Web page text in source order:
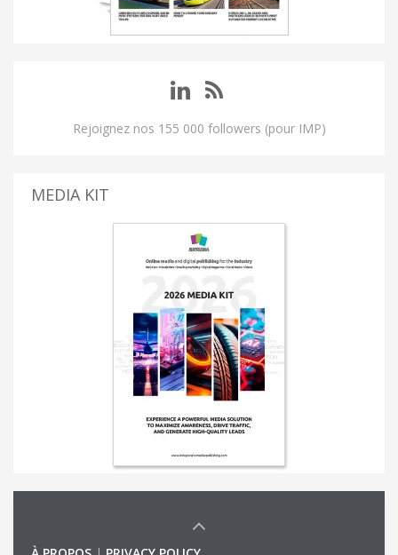
Rejoignez nos 155 000 followers (pour IMP)
MEDIA KIT